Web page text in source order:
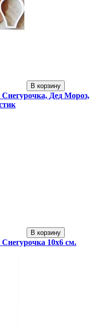
В корзину
Дед Мороз,
В корзину
10х6 см.